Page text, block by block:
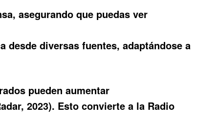
asegurando que puedas ver
desde diversas fuentes, adaptándose a
pueden aumentar
2023). Esto convierte a la Radio